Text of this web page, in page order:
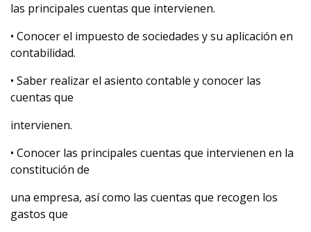
las principales cuentas que intervienen.
• Conocer el impuesto de sociedades y su aplicación en
contabilidad.
• Saber realizar el asiento contable y conocer las
cuentas que
intervienen.
• Conocer las principales cuentas que intervienen en la
constitución de
una empresa, así como las cuentas que recogen los
gastos que